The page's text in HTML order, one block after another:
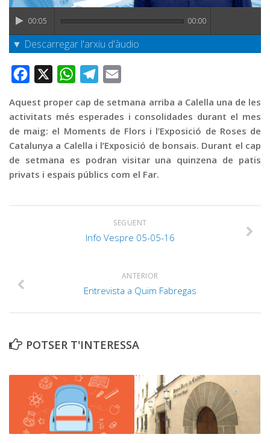
Publicitat
Contacte
00:05 00:00
▼ Descarregar l'arxiu d'àudio
Facebook WhatsAppTelegram
Aquest proper cap de setmana arriba a Calella una de les
activitats més esperades i consolidades durant el mes
de maig: el Moments de Flors i l’Exposició de Roses de
Catalunya a Calella i l’Exposició de bonsais. Durant el cap
de setmana es podran visitar una quinzena de patis
privats i espais públics com el Far.
SEGÜENT
Info Vespre 05-05-16
ANTERIOR
Entrevista a Quim Fabregas
POTSER T'INTERESSA